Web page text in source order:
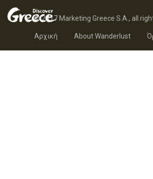
© 2017 Marketing Greece S.A., all
Αρχική About Wanderlust